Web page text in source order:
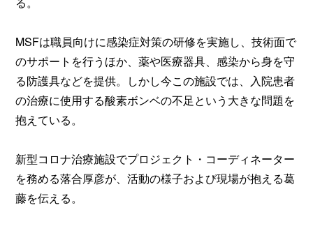
MSFは職員向けに感染症対策の研修を実施し、技術面で
のサポートを行うほか、薬や医療器具、感染から身を守
る防護具などを提供。しかし今この施設では、入院患者
の治療に使用する酸素ボンベの不足という大きな問題を
抱えている。
新型コロナ治療施設でプロジェクト・コーディネーター
を務める落合厚彦が、活動の様子および現場が抱える葛
藤を伝える。